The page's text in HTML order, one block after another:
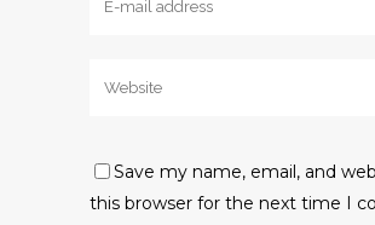
Save my name, email, and
this browser for the next time I